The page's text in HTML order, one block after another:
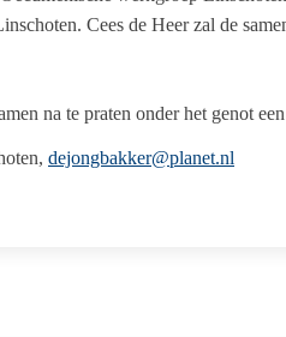
Cees de Heer zal de
na te praten onder het genot
dejongbakker@planet.nl